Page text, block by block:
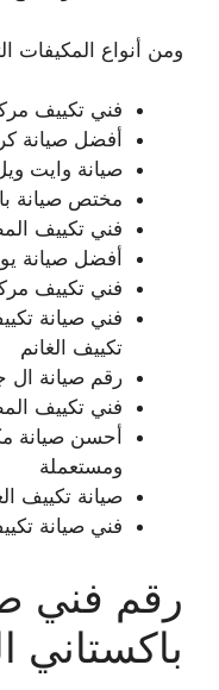
ومن أنواع المكيفات
فني تكييف
أفضل صيانة
صيانة وايت
مختص صيانة
فني تكييف
أفضل صيانة
فني تكييف
فني صيانة
تكييف الغانم
رقم صيانة ال
فني تكييف
أحسن صيانة
ومستعملة
صيانة تكييف
فني صيانة
رقم فني
باكستاني